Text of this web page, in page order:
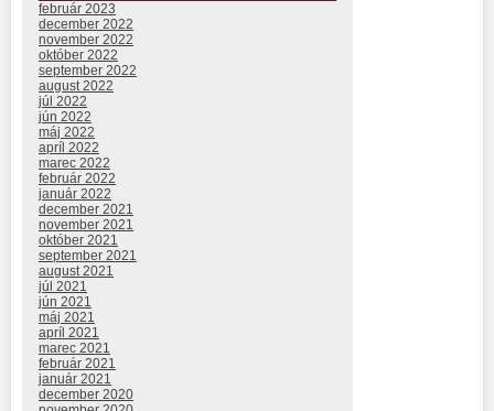
február 2023
december 2022
november 2022
október 2022
september 2022
august 2022
júl 2022
jún 2022
máj 2022
apríl 2022
marec 2022
február 2022
január 2022
december 2021
november 2021
október 2021
september 2021
august 2021
júl 2021
jún 2021
máj 2021
apríl 2021
marec 2021
február 2021
január 2021
december 2020